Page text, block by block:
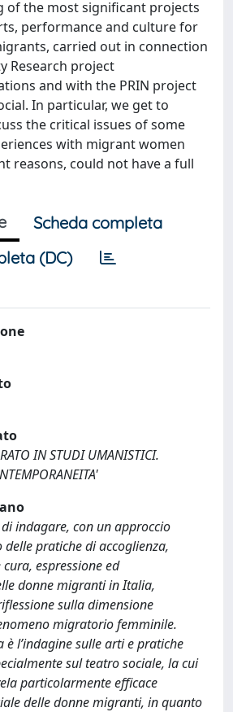
of the most significant projects
performance and culture for
carried out in connection
Research project
and with the PRIN project
In particular, we get to
the critical issues of some
with migrant women
reasons, could not have a full
Scheda completa
(DC)
IN STUDI UMANISTICI.
indagare, con un approccio
pratiche di accoglienza,
espressione ed
donne migranti in Italia,
sulla dimensione
migratorio femminile.
è l’indagine sulle arti e pratiche
sul teatro sociale, la cui
particolarmente efficace
delle donne migranti, in quanto